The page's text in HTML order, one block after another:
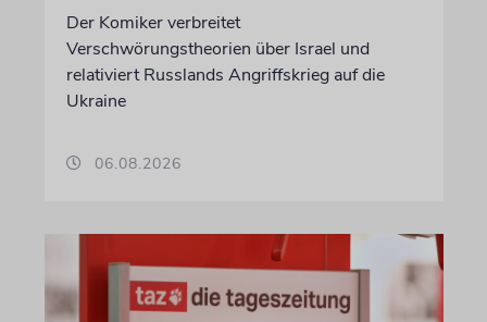
Der Komiker verbreitet
Verschwörungstheorien über Israel und
relativiert Russlands Angriffskrieg auf die
Ukraine
06.08.2026